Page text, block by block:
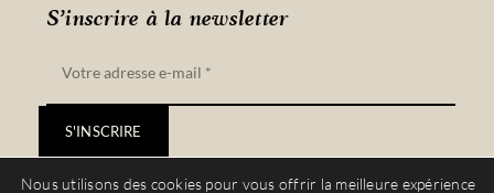
S’inscrire à la newsletter
S'INSCRIRE
Nous utilisons des cookies pour vous offrir la meilleure expérience